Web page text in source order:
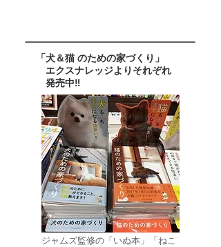
ジャムズ監修の「いぬ本」「ねこ
「犬＆猫 のための家づくり」
エクスナレッジよりそれぞれ
発売中‼